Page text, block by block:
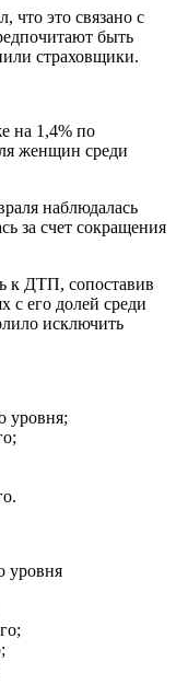
что это связано с
быть
страховщики.
на 1,4% по
женщин среди
наблюдалась
за счет сокращения
к ДТП, сопоставив
с его долей среди
исключить
уровня;
уровня